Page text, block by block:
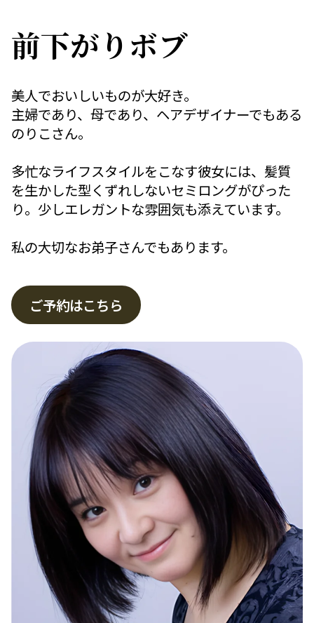
前下がりボブ
美人でおいしいものが大好き。
主婦であり、母であり、ヘアデザイナーでもある
のりこさん。
多忙なライフスタイルをこなす彼女には、髪質
を生かした型くずれしないセミロングがぴった
り。少しエレガントな雰囲気も添えています。
私の大切なお弟子さんでもあります。
ご予約はこちら